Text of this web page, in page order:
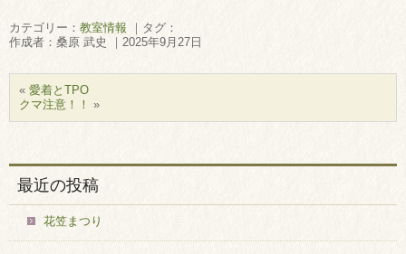
カテゴリー： 教室情報 ｜タグ：
作成者：桑原 武史 ｜2025年9月27日
« 愛着とTPO
クマ注意！！ »
最近の投稿
花笠まつり